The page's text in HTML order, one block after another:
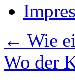
← Wie
Wo der